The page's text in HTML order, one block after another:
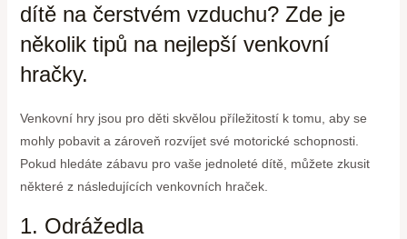
dítě na čerstvém vzduchu? Zde je
několik tipů na nejlepší venkovní
hračky.
Venkovní hry jsou pro děti skvělou příležitostí k tomu, aby se
mohly pobavit a zároveň rozvíjet své motorické schopnosti.
Pokud hledáte zábavu pro vaše jednoleté dítě, můžete zkusit
některé z následujících venkovních hraček.
1. Odrážedla